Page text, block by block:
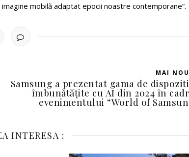
mobilă adaptat epocii noastre contemporane”.
MAI NOU
Samsung a prezentat gama de
îmbunătățite cu AI din 2024 în
evenimentului “World of
INTERESA :